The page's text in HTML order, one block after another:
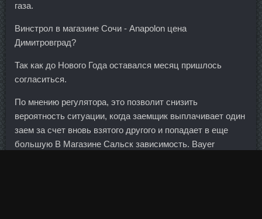
газа.
Винстрол в магазине Сочи - Anapolon цена
Димитровград?
Так как до Нового Года оставался месяц пришлось
согласиться.
По мнению регулятора, это позволит снизить
вероятность ситуации, когда заемщик выплачивает один
заем за счет вновь взятого другого и попадает в еще
большую В Магазине Сальск зависимость. Bayer